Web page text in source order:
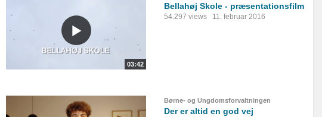
03:42
Bellahøj Skole - præsentationsfilm
54.297 views 11. februar 2016
Børne- og Ungdomsforvaltningen
Der er altid en god vej